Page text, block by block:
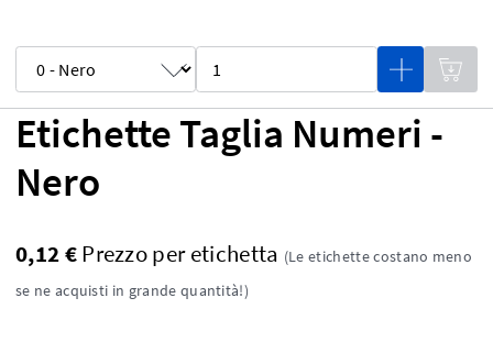
Etichette Taglia Numeri -
Nero
0,12 €Prezzo per etichetta (Le etichette costano meno
se ne acquisti in grande quantità!)